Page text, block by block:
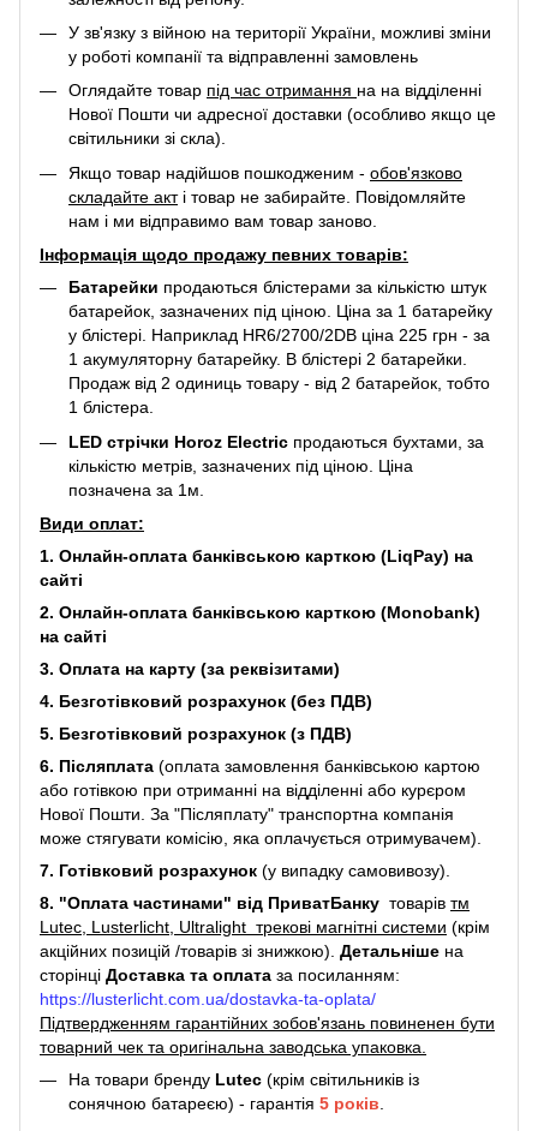
У зв'язку з війною на території України, можливі зміни
у роботі компанії та відправленні замовлень
Оглядайте товар під час отримання на на відділенні
Нової Пошти чи адресної доставки (особливо якщо це
світильники зі скла).
Якщо товар надійшов пошкодженим - обов'язково
складайте акт і товар не забирайте. Повідомляйте
нам і ми відправимо вам товар заново.
Інформація щодо продажу певних товарів:
Батарейки продаються блістерами за кількістю штук
батарейок, зазначених під ціною. Ціна за 1 батарейку
у блістері. Наприклад HR6/2700/2DB ціна 225 грн - за
1 акумуляторну батарейку. В блістері 2 батарейки.
Продаж від 2 одиниць товару - від 2 батарейок, тобто
1 блістера.
LED стрічки Horoz Electric продаються бухтами, за
кількістю метрів, зазначених під ціною. Ціна
позначена за 1м.
Види оплат:
1. Онлайн-оплата банківською карткою (LiqPay) на
сайті
2. Онлайн-оплата банківською карткою (Monobank)
на сайті
3. Оплата на карту (за реквізитами)
4. Безготівковий розрахунок (без ПДВ)
5. Безготівковий розрахунок (з ПДВ)
6. Післяплата (оплата замовлення банківською картою
або готівкою при отриманні на відділенні або курєром
Нової Пошти. За "Післяплату" транспортна компанія
може стягувати комісію, яка оплачується отримувачем).
7. Готівковий розрахунок (у випадку самовивозу).
8. "Оплата частинами" від ПриватБанку товарів тм
Lutec, Lusterlicht, Ultralight трекові магнітні системи (крім
акційних позицій /товарів зі знижкою). Детальніше на
сторінці Доставка та оплата за посиланням:
https://lusterlicht.com.ua/dostavka-ta-oplata/
Підтвердженням гарантійних зобов'язань повиненен бути
товарний чек та оригінальна заводська упаковка.
На товари бренду Lutec (крім світильників із
сонячною батареєю) - гарантія 5 років